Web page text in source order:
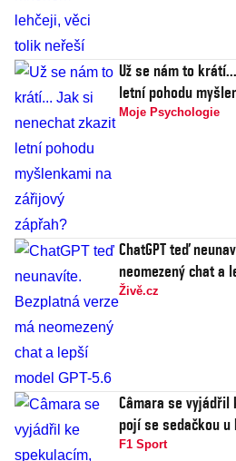
Už se nám to
letní pohodu
Moje Psychologie
ChatGPT teď
neomezený chat a
Živě.cz
Câmara se
pojí se sedačkou u
F1 Sport